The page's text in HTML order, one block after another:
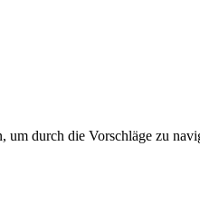
um durch die Vorschläge zu